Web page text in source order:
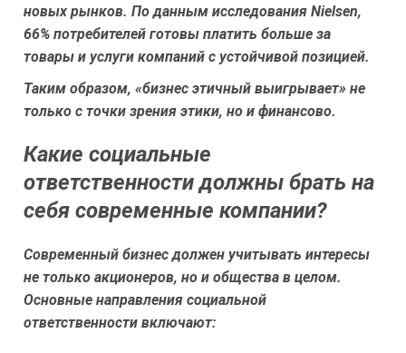
новых рынков. По данным исследования Nielsen,
66% потребителей готовы платить больше за
товары и услуги компаний с устойчивой позицией.
Таким образом, «бизнес этичный выигрывает» не
только с точки зрения этики, но и финансово.
Какие социальные
ответственности должны брать на
себя современные компании?
Современный бизнес должен учитывать интересы
не только акционеров, но и общества в целом.
Основные направления социальной
ответственности включают: